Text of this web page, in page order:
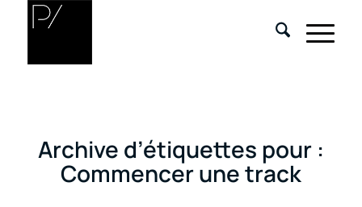
Archive d’étiquettes pour :
Commencer une track